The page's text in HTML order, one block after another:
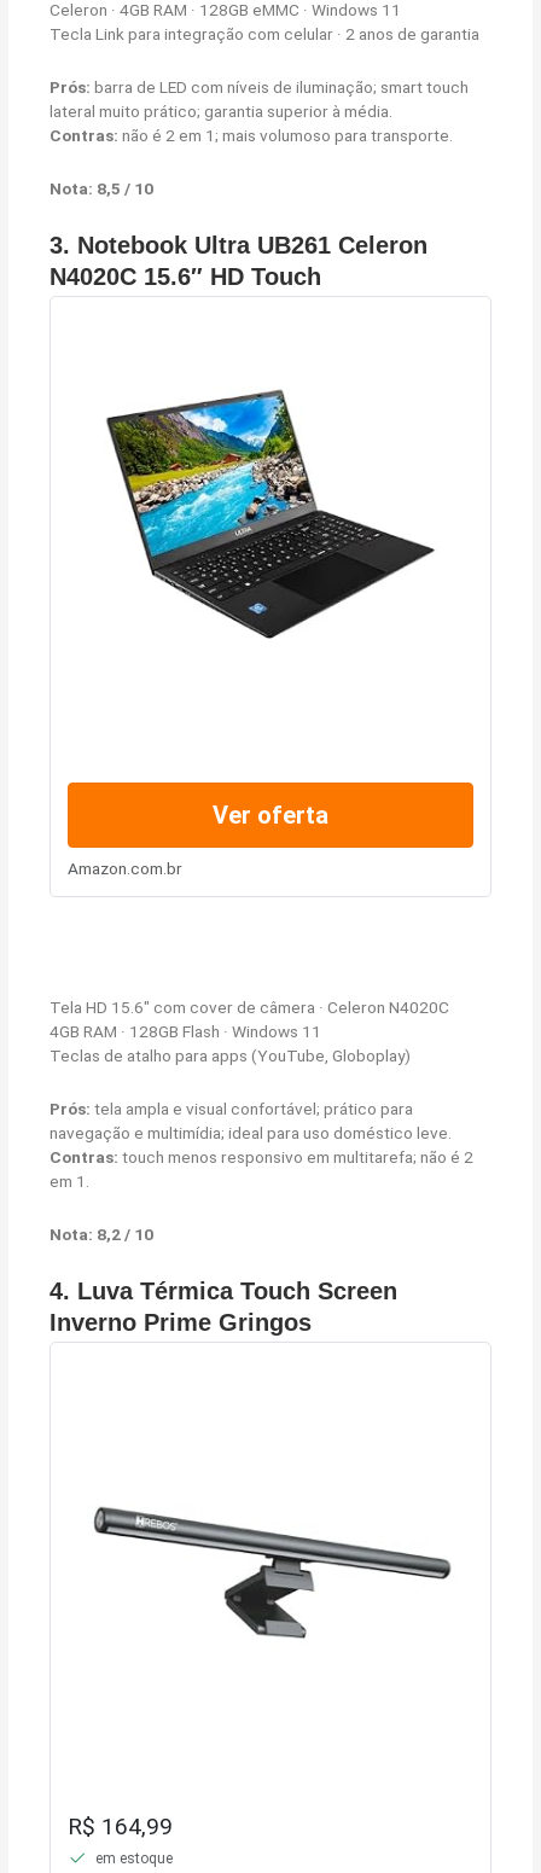
Celeron · 4GB RAM · 128GB eMMC · Windows 11
Tecla Link para integração com celular · 2 anos de garantia
Prós: barra de LED com níveis de iluminação; smart touch
lateral muito prático; garantia superior à média.
Contras: não é 2 em 1; mais volumoso para transporte.
Nota: 8,5 / 10
3. Notebook Ultra UB261 Celeron
N4020C 15.6″ HD Touch
Ver oferta
Amazon.com.br
Tela HD 15.6″ com cover de câmera · Celeron N4020C
4GB RAM · 128GB Flash · Windows 11
Teclas de atalho para apps (YouTube, Globoplay)
Prós: tela ampla e visual confortável; prático para
navegação e multimídia; ideal para uso doméstico leve.
Contras: touch menos responsivo em multitarefa; não é 2
em 1.
Nota: 8,2 / 10
4. Luva Térmica Touch Screen
Inverno Prime Gringos
R$ 164,99
em estoque